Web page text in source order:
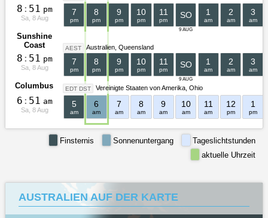
8 : 51 pm
Sa, 8 Aug
7
pm
8
pm
9
pm
10
pm
11
pm
9 AUG
SO 1
am
2
am
3
am
Sunshine
Coast
AEST Australien Queensland
8 : 51 pm
Sa, 8 Aug
7
pm
8
pm
9
pm
10
pm
11
pm
9 AUG
SO 1
am
2
am
3
am
Columbus EDT DST Vereinigte Staaten von Amerika Ohio
6 : 51 am
Sa, 8 Aug
5
am
6
am
7
am
8
am
9
am
10
am
11
am
12
pm
1
pm
Tageslichtstunden
Sonnenuntergang
Finsternis
aktuelle Uhrzeit
AUSTRALIEN AUF DER KARTE